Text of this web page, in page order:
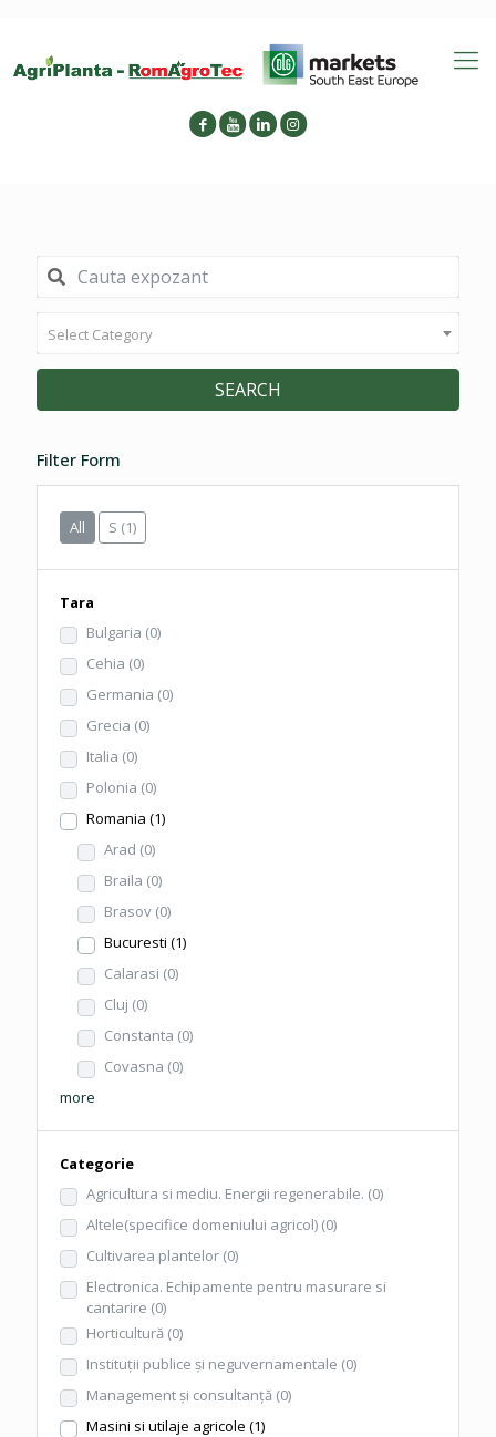
Select Category
SEARCH
Filter Form
All S (1)
Tara
Bulgaria (0)
Cehia (0)
Germania (0)
Grecia (0)
Italia (0)
Polonia (0)
Romania (1)
Arad (0)
Braila (0)
Brasov (0)
Bucuresti (1)
Calarasi (0)
Cluj (0)
Constanta (0)
Covasna (0)
more
Categorie
Agricultura si mediu. Energii regenerabile. (0)
Altele(specifice domeniului agricol) (0)
Cultivarea plantelor (0)
Electronica. Echipamente pentru masurare si
cantarire (0)
Horticultură (0)
Instituţii publice şi neguvernamentale (0)
Management şi consultanţă (0)
Masini si utilaje agricole (1)